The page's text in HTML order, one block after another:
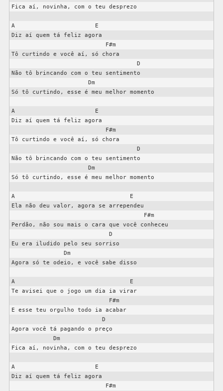
Fica aí, novinha, com o teu desprezo
A                       E
Diz aí quem tá feliz agora
Tô curtindo e você aí, só chora
Não tô brincando com o teu sentimento
Só tô curtindo, esse é meu melhor momento
A                       E
Diz aí quem tá feliz agora
Tô curtindo e você aí, só chora
Não tô brincando com o teu sentimento
Só tô curtindo, esse é meu melhor momento
A                                 E
Ela não deu valor, agora se arrependeu
Perdão, não sou mais o cara que você conheceu
Eu era iludido pelo seu sorriso
Agora só te odeio, e você sabe disso
A                                 E
Te avisei que o jogo um dia ia virar
E esse teu orgulho todo ia acabar
Agora você tá pagando o preço
Fica aí, novinha, com o teu desprezo
A                       E
Diz aí quem tá feliz agora